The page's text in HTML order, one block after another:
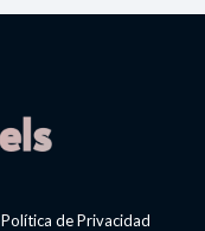
Política de Privacidad